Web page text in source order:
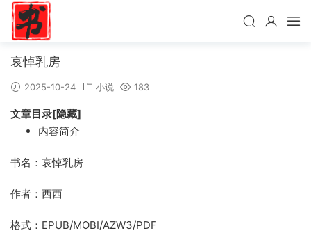
哀悼乳房
2025-10-24 小说 183
文章目录[隐藏]
内容简介
书名：哀悼乳房
作者：西西
格式：EPUB/MOBI/AZW3/PDF